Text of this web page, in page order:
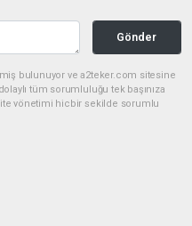
Gönder
bulunuyor ve a2teker.com sitesine
tüm sorumluluğu tek başınıza
yönetimi hiçbir şekilde sorumlu